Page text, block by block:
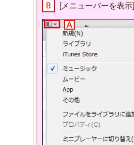
B [メニューバーを表